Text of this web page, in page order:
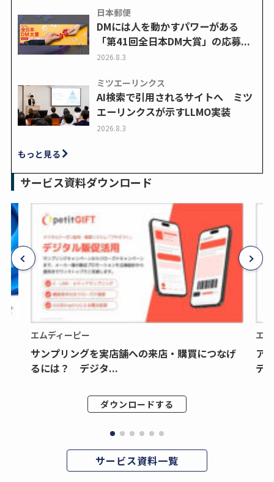
日本郵便
DMには人を動かすパワーがある
「第41回全日本DM大賞」の応募...
2026.8.3
ミツエーリンクス
AI検索で引用されるサイトへ ミツ
エーリンクスが示すLLMO実装
2026.8.3
もっと見る
サービス資料ダウンロード
エムディーピー
サンプリングを実店舗への来店・購買につなげ
るには？ デジタ...
ダウンロードする
エ
ア
デ
サービス資料一覧